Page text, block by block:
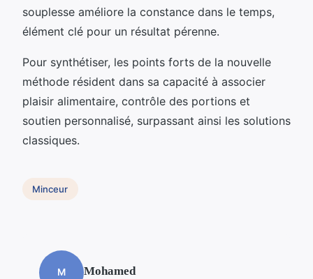
souplesse améliore la constance dans le temps,
élément clé pour un résultat pérenne.
Pour synthétiser, les points forts de la nouvelle
méthode résident dans sa capacité à associer
plaisir alimentaire, contrôle des portions et
soutien personnalisé, surpassant ainsi les solutions
classiques.
Minceur
M Mohamed